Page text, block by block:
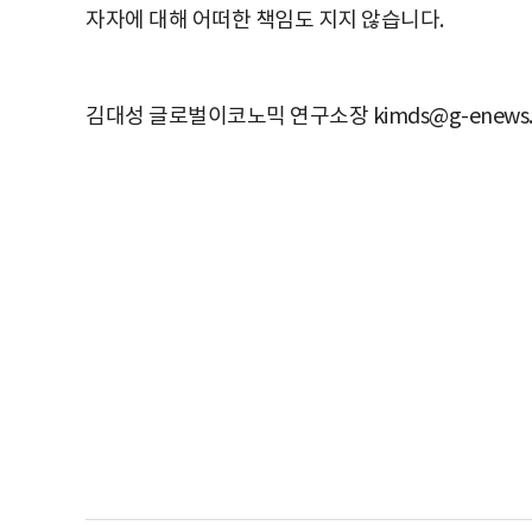
자자에 대해 어떠한 책임도 지지 않습니다.
김대성 글로벌이코노믹 연구소장 kimds@g-